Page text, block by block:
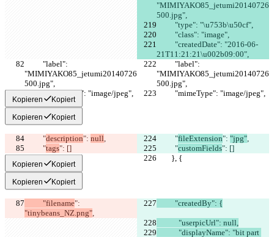
"MIMIYAKO85_jetumi20140726
500.jpg",
          "type": "\u753b\u50cf",
          "class": "image",
21T11:21:21\u002b09:00",
"MIMIYAKO85_jetumi20140726
500.jpg",
"MIMIYAKO85_jetumi20140726
500.jpg",
          "mimeType": "image/jpeg",
          "mimeType": "image/jpeg",
Kopieren Kopiert
Kopieren Kopiert
          "
description": null,
          "
fileExtension": "jpg",
          "
tags": []
          "
customFields": []
        }, {
        }, {
Kopieren Kopiert
Kopieren Kopiert
          "filename
":
"tinybeans_NZ.png",
          "createdBy": {
            "userpicUrl": null,